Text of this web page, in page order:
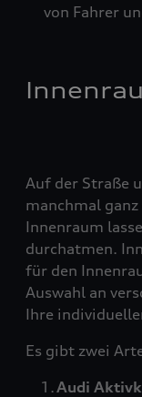
von Fahrer
Auf der Straße
manchmal
Innenraum
durchatmen.
für den
Auswahl an
Ihre
Es gibt zwei
Audi